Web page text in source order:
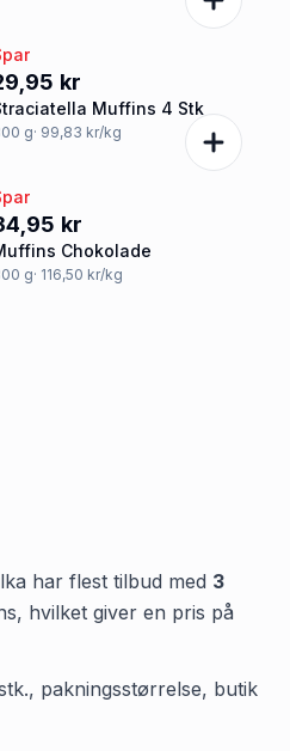
kr
Muffins 4 Stk
g· 99,83 kr/kg
kr
Chokolade
g· 116,50 kr/kg
har flest tilbud med 3
, hvilket giver en pris på
pakningsstørrelse, butik